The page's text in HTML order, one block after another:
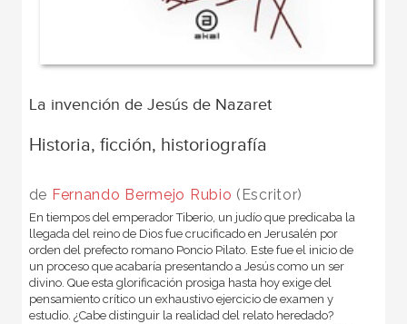
La invención de Jesús de Nazaret
Historia, ficción, historiografía
de Fernando Bermejo Rubio (Escritor)
En tiempos del emperador Tiberio, un judío que predicaba la
llegada del reino de Dios fue crucificado en Jerusalén por
orden del prefecto romano Poncio Pilato. Este fue el inicio de
un proceso que acabaría presentando a Jesús como un ser
divino. Que esta glorificación prosiga hasta hoy exige del
pensamiento crítico un exhaustivo ejercicio de examen y
estudio. ¿Cabe distinguir la realidad del relato heredado?